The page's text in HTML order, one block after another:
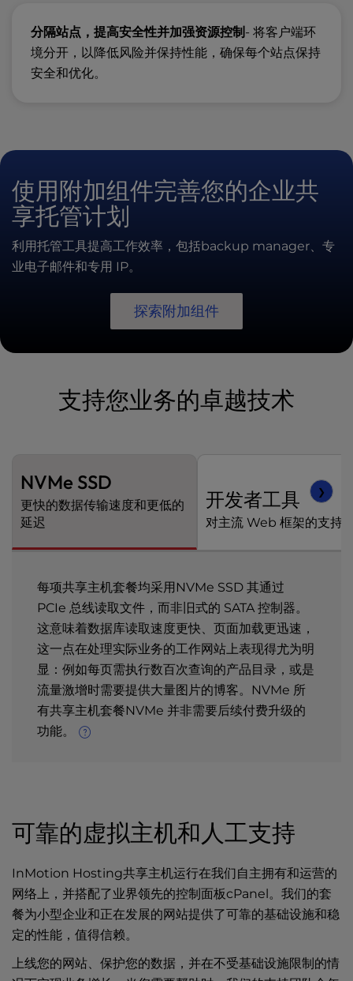
分隔站点，提高安全性并加强资源控制 - 将客户端环
境分开，以降低风险并保持性能，确保每个站点保持
安全和优化。
使用附加组件完善您的企业共
享托管计划
利用托管工具提高工作效率，包括backup manager、专
业电子邮件和专用 IP。
探索附加组件
支持您业务的卓越技术
NVMe SSD
更快的数据传输速度和更低的
延迟
开发者工具
对主流 Web 框架的支持
❯
每项共享主机套餐均采用NVMe SSD 其通过
PCIe 总线读取文件，而非旧式的 SATA 控制器。
这意味着数据库读取速度更快、页面加载更迅速，
这一点在处理实际业务的工作网站上表现得尤为明
显：例如每页需执行数百次查询的产品目录，或是
流量激增时需要提供大量图片的博客。NVMe 所
有共享主机套餐NVMe 并非需要后续付费升级的
功能。
可靠的虚拟主机和人工支持
InMotion Hosting共享主机运行在我们自主拥有和运营的
网络上，并搭配了业界领先的控制面板cPanel。我们的套
餐为小型企业和正在发展的网站提供了可靠的基础设施和稳
定的性能，值得信赖。
上线您的网站、保护您的数据，并在不受基础设施限制的情